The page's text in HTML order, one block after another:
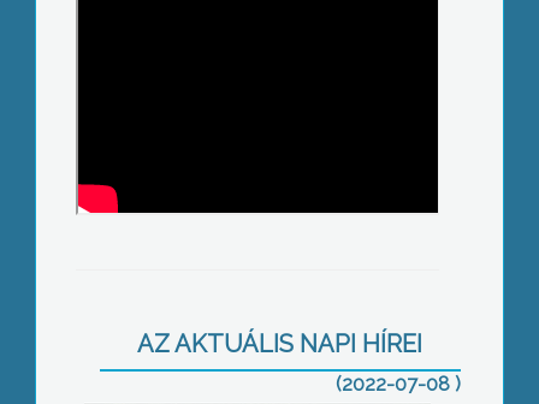
AZ AKTUÁLIS NAPI HÍREI
(2022-07-08 )